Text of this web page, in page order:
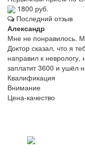
1800 руб.
Последний отзыв
Александр
Мне не понравилось.
Доктор сказал, что я
направил к
заплатит 3600 и ушёл
Квалификация
Внимание
Цена-качество